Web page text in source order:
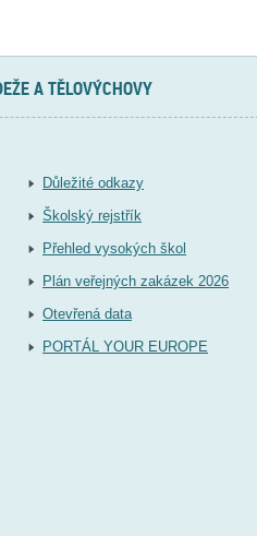
A TĚLOVÝCHOVY
Důležité odkazy
Školský rejstřík
Přehled vysokých škol
Plán veřejných zakázek 2026
Otevřená data
PORTÁL YOUR EUROPE